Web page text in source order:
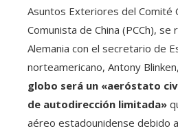
Asuntos Exteriores del Comité
Comunista de China (PCCh),
Alemania con el secretario de
norteamericano, Antony
globo será un «aeróstato
de autodirección limitada»
aéreo estadounidense debido